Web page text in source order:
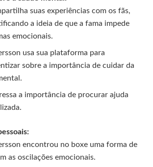
suas experiências com os fãs,
a ideia de que a fama impede
emocionais.
usa sua plataforma para
sobre a importância de cuidar da
a importância de procurar ajuda
encontrou no boxe uma forma de
as oscilações emocionais.